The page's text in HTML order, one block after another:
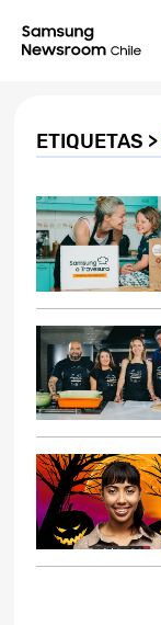
ETIQUETAS >